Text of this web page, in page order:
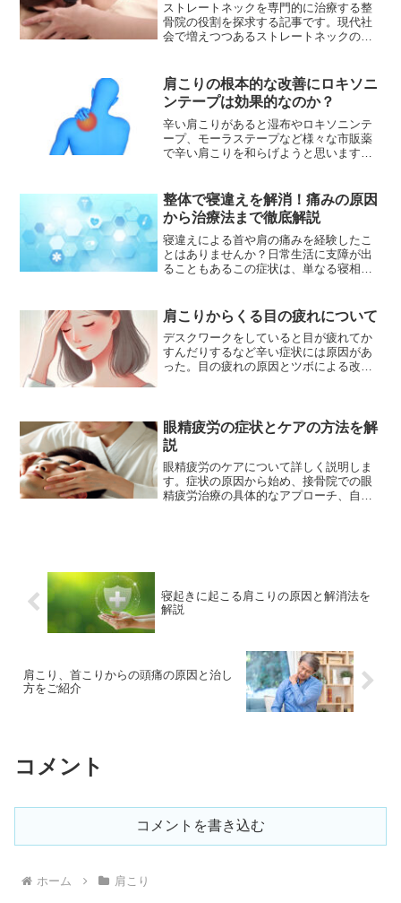
ストレートネックを専門的に治療する整
骨院の役割を探求する記事です。現代社
会で増えつつあるストレートネックの問
状初めに、一般的に考えられているスト
レートネックの問題につい...
肩こりの根本的な改善にロキソニ
ンテープは効果的なのか？
辛い肩こりがあると湿布やロキソニンテ
ープ、モーラステープなど様々な市販薬
で辛い肩こりを和らげようと思います
テープとは市販薬のロキソニンテープで
あればドラッグストアでも購...
整体で寝違えを解消！痛みの原因
から治療法まで徹底解説
寝違えによる首や肩の痛みを経験したこ
とはありませんか？日常生活に支障が出
ることもあるこの症状は、単なる寝相が
事では、寝違えの原因と症状、整体での
対処法について詳しく解説...
肩こりからくる目の疲れについて
デスクワークをしていると目が疲れてか
すんだりするなど辛い症状には原因があ
った。目の疲れの原因とツボによる改善
眼精疲労の症状とケアの方法を解
説
眼精疲労のケアについて詳しく説明しま
す。症状の原因から始め、接骨院での眼
精疲労治療の具体的なアプローチ、自宅
寝起きに起こる肩こりの原因と解消法を
解説
肩こり、首こりからの頭痛の原因と治し
方をご紹介
コメント
コメントを書き込む
ホーム 肩こり